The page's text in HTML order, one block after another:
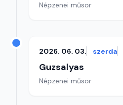
Népzenei műsor
2026. 06. 03. szerda
Guzsalyas
Népzenei műsor